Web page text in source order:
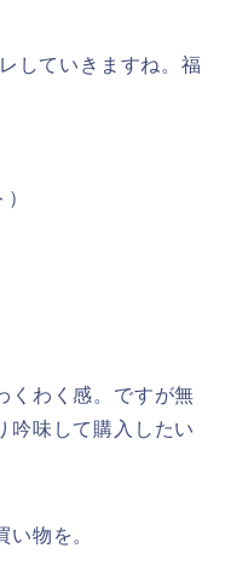
していきますね。福
くわく感。ですが無
吟味して購入したい
物を。